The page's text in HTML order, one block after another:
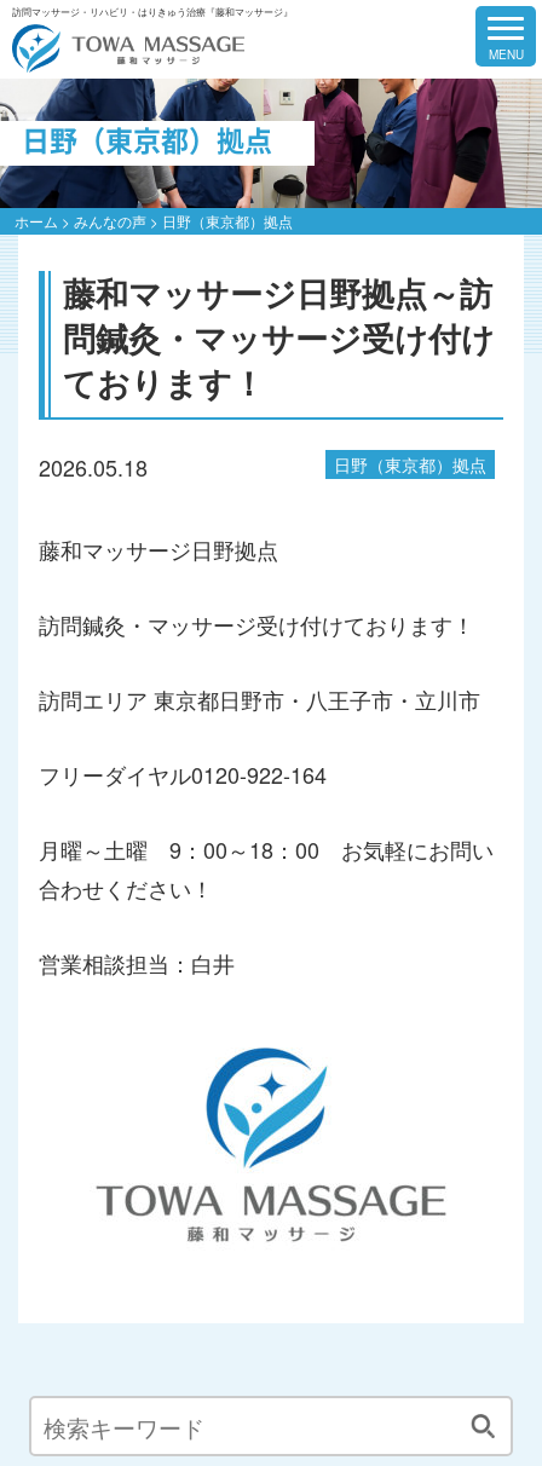
訪問マッサージ・リハビリ・はりきゅう治療『藤和マッサージ』
日野（東京都）拠点
ホーム > みんなの声> 日野（東京都）拠点
藤和マッサージ日野拠点～訪
問鍼灸・マッサージ受け付け
ております！
2026.05.18 日野（東京都）拠点
藤和マッサージ日野拠点
訪問鍼灸・マッサージ受け付けております！
訪問エリア 東京都日野市・八王子市・立川市
フリーダイヤル0120-922-164
月曜～土曜 9：00～18：00 お気軽にお問い
合わせください！
営業相談担当：白井